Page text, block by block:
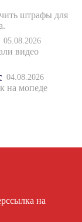
штрафы для
05.08.2026
видео
04.08.2026
на мопеде
на